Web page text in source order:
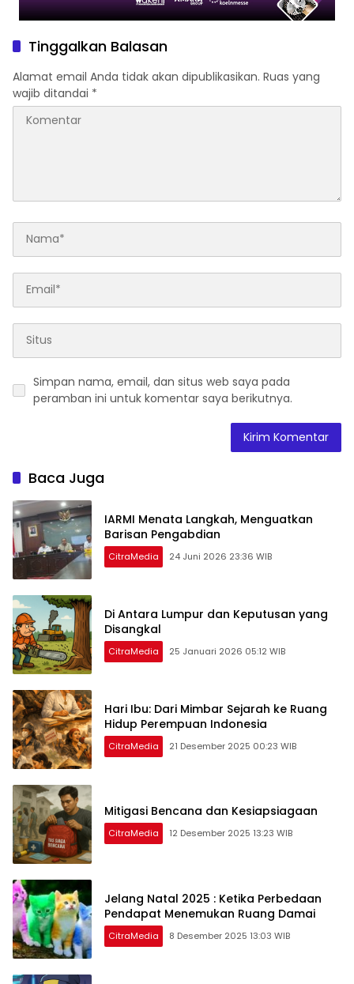
Tinggalkan Balasan
Alamat email Anda tidak akan dipublikasikan. Ruas yang
wajib ditandai *
Simpan nama, email, dan situs web saya pada
peramban ini untuk komentar saya berikutnya.
Baca Juga
IARMI Menata Langkah, Menguatkan
Barisan Pengabdian
CitraMedia 24 Juni 2026 23:36 WIB
Di Antara Lumpur dan Keputusan yang
Disangkal
CitraMedia 25 Januari 2026 05:12 WIB
Hari Ibu: Dari Mimbar Sejarah ke Ruang
Hidup Perempuan Indonesia
CitraMedia 21 Desember 2025 00:23 WIB
Mitigasi Bencana dan Kesiapsiagaan
CitraMedia 12 Desember 2025 13:23 WIB
Jelang Natal 2025 : Ketika Perbedaan
Pendapat Menemukan Ruang Damai
CitraMedia 8 Desember 2025 13:03 WIB